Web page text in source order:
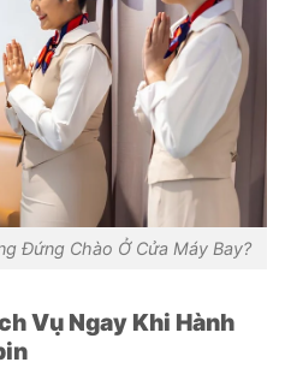
Đứng Chào Ở Cửa Máy Bay?
Vụ Ngay Khi Hành